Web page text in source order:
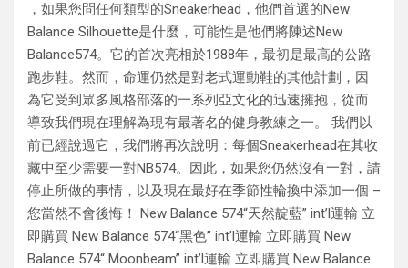
，如果您問任何類型的Sneakerhead，他們首選的New
Balance Silhouette是什麼，可能性是他們將陳述New
Balance574。它的首次亮相於1988年，最初是最高的公路
跑步鞋。然而，命運仍然是對老式運動鞋的其他計劃，因
為它受到眾多風格部落的一系列亞文化的迅速擁抱，從而
導致我們現在理解為現有最著名的健身教練之一。 我們以
前已經說過它，我們將再次說明：每個Sneakerhead在其收
藏中至少需要一對NB574。因此，如果您仍然沒有一對，請
停止所做的事情，以及現在最好在季節性輪換中添加一個 –
您當然不會後悔！ New Balance 574“天然靛藍” int’l運輸 立
即購買 New Balance 574“黑色” int’l運輸 立即購買 New
Balance 574“ Moonbeam” int’l運輸 立即購買 New Balance